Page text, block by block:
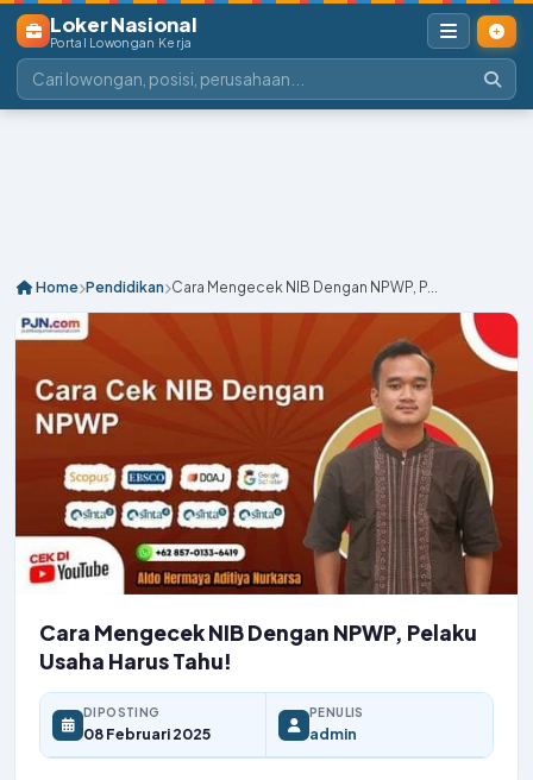
Loker Nasional
Portal Lowongan Kerja
Home Pendidikan Cara Mengecek NIB Dengan NPWP, P...
Cara Mengecek NIB Dengan NPWP, Pelaku
Usaha Harus Tahu!
DIPOSTING
08 Februari 2025
PENULIS
admin